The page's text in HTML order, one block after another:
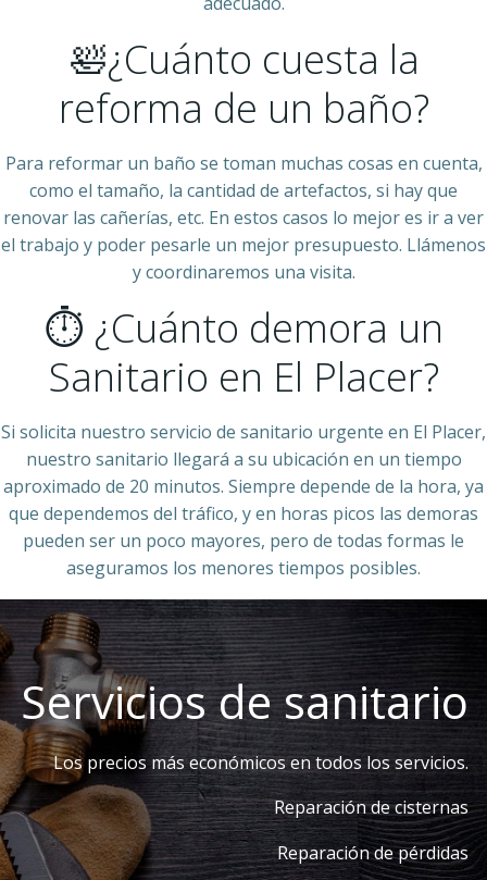
🛀¿Cuánto cuesta la
reforma de un baño?
Para reformar un baño se toman muchas cosas en cuenta,
como el tamaño, la cantidad de artefactos, si hay que
renovar las cañerías, etc. En estos casos lo mejor es ir a ver
el trabajo y poder pesarle un mejor presupuesto. Llámenos
y coordinaremos una visita.
⏱ ¿Cuánto demora un
Sanitario en El Placer?
Si solicita nuestro servicio de sanitario urgente en El Placer,
nuestro sanitario llegará a su ubicación en un tiempo
aproximado de 20 minutos. Siempre depende de la hora, ya
que dependemos del tráfico, y en horas picos las demoras
pueden ser un poco mayores, pero de todas formas le
aseguramos los menores tiempos posibles.
Servicios de sanitario
Los precios más económicos en todos los servicios.
Reparación de cisternas
Reparación de pérdidas